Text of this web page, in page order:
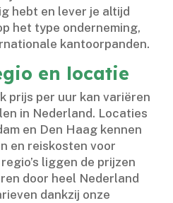
hebt en lever je altijd
het type onderneming,
kantoorpanden.​
en locatie
prijs per uur kan variëren
in Nederland.​ Locaties
en Den Haag kennen
en reiskosten voor
liggen de prijzen
door heel Nederland
dankzij onze